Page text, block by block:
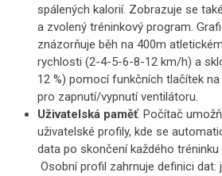
spálených kalorií. Zobrazuje se
a zvolený tréninkový program.
znázorňuje běh na 400m
rychlosti (2-4-5-6-8-12 km/h) a
12 %) pomocí funkčních tlačítek na
pro zapnutí/vypnutí ventilátoru.
Uživatelská paměť. Počítač
uživatelské profily, kde se
data po skončení každého
Osobní profil zahrnuje definici dat: